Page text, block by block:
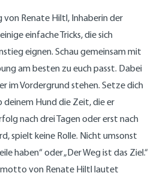
von Renate Hiltl, Inhaberin der
einfache Tricks, die sich
eignen. Schau gemeinsam mit
am besten zu euch passt. Dabei
im Vordergrund stehen. Setze dich
Hund die Zeit, die er
nach drei Tagen oder erst nach
spielt keine Rolle. Nicht umsonst
haben“ oder „Der Weg ist das Ziel.“
von Renate Hiltl lautet